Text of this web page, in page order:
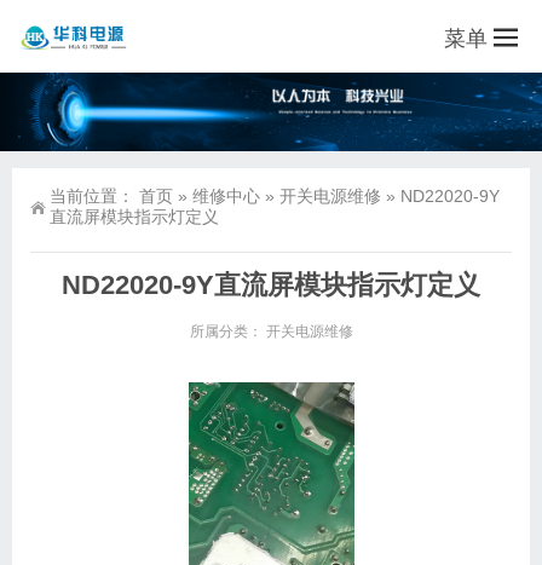
菜单
当前位置： 首页 » 维修中心 » 开关电源维修 » ND22020-9Y
直流屏模块指示灯定义
ND22020-9Y直流屏模块指示灯定义
所属分类： 开关电源维修